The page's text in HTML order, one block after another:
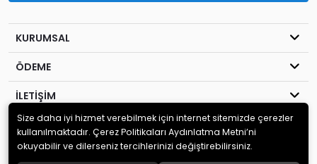
KURUMSAL
ÖDEME
İLETİŞİM
© 2020Viking Bilgisayar . Tüm hakları saklıdır.
Size daha iyi hizmet verebilmek için internet sitemizde çerezler
kullanılmaktadır. Çerez Politikaları Aydınlatma Metni’ni
okuyabilir ve dilerseniz tercihlerinizi değiştirebilirsiniz.